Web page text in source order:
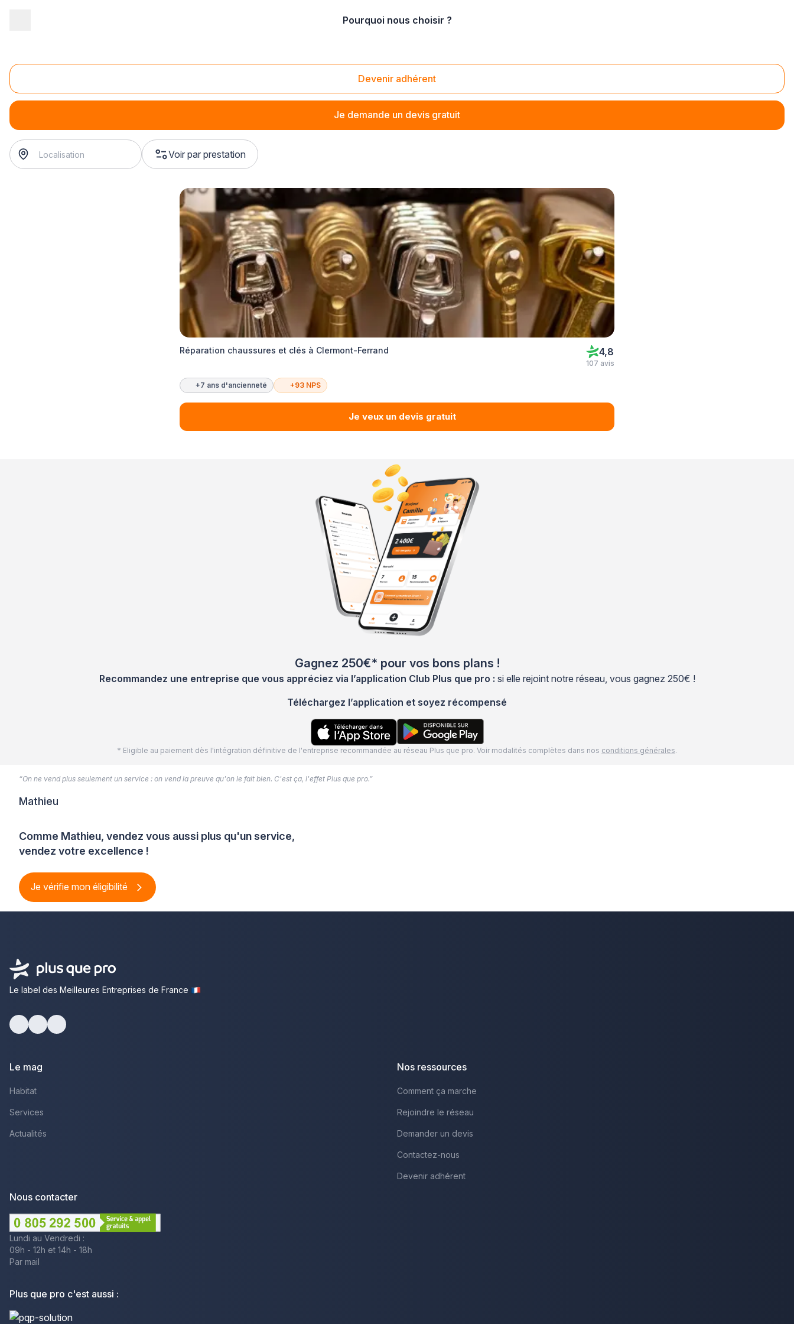
Pourquoi nous choisir ?
Devenir adhérent
Je demande un devis gratuit
Affûtage
Affûtage
Voir par prestation
Réparation chaussures et clés à Clermont-Ferrand 4,8
107 avis
+7 ans d'ancienneté +93 NPS
Je veux un devis gratuit
Gagnez 250€* pour vos bons plans !
Recommandez une entreprise que vous appréciez via l’application Club Plus que pro : si elle rejoint notre réseau, vous gagnez 250€ !
Téléchargez l’application et soyez récompensé
* Eligible au paiement dès l'intégration définitive de l'entreprise recommandée au réseau Plus que pro. Voir modalités complètes dans nos conditions générales.
Comme Mathieu, vendez vous aussi plus qu'un service,
vendez votre excellence !
Je vérifie mon éligibilité
“On ne vend plus seulement un service : on vend la preuve qu'on le fait bien. C'est ça, l'effet Plus que pro.”
Mathieu
Le label des Meilleures Entreprises de France
Le mag
Habitat
Services
Actualités
Nos ressources
Comment ça marche
Rejoindre le réseau
Demander un devis
Contactez-nous
Devenir adhérent
Nous contacter
Lundi au Vendredi :
09h - 12h et 14h - 18h
Par mail
Plus que pro c'est aussi :